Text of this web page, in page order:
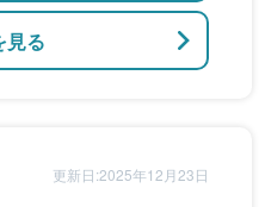
見る
更新日:2025年12月23日